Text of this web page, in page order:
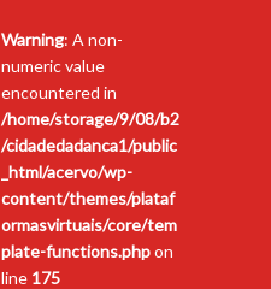
Warning: A non-
numeric value
encountered in
/home/storage/9/08/b2
/cidadedadanca1/public
_html/acervo/wp-
content/themes/plataf
ormasvirtuais/core/tem
plate-functions.phpon
line 175